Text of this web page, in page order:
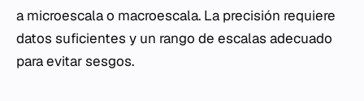
a microescala o macroescala. La precisión requiere
datos suficientes y un rango de escalas adecuado
para evitar sesgos.